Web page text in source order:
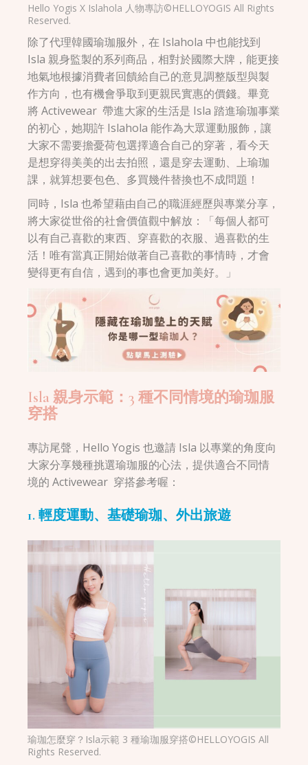
Hello Yogis X Islahola 人物專訪©HELLOYOGIS All Rights
Reserved.
除了代理韓國瑜珈服外，在 Islahola 中也能找到
Isla 親身監製的系列商品，相對於國際大牌，能更接
地氣地根據消費者回饋給自己的意見調整版型與製
作方向，也有機會爭取到更親民實惠的價錢。畢竟
將 Activewear 帶進大家的生活是 Isla 踏進瑜珈事業
的初心，她期許 Islahola 能作為大眾運動服飾，讓
大家不需要擔憂荷包選擇適合自己的穿著，看今天
是想穿得美美的出去拍照，還是穿去運動、上瑜珈
課，就算想要包色、多買幾件替換也不成問題！
同時，Isla 也希望藉由自己的職涯經歷與專業分享，
將大家從世俗的社會價值觀中解放：「每個人都可
以有自己喜歡的東西、穿喜歡的衣服、過喜歡的生
活！唯有當真正開始做著自己喜歡的事情時，才會
變得更有自信，遇到的事也會更加美好。」
Isla 親身示範：3 種不同情境的瑜珈服
穿搭
專訪尾聲，Hello Yogis 也邀請 Isla 以專業的角度向
大家分享幾種挑選瑜珈服的心法，提供適合不同情
境的 Activewear 穿搭參考喔：
1. 輕度運動、基礎瑜珈、外出旅遊
瑜珈怎麼穿？Isla示範 3 種瑜珈服穿搭©HELLOYOGIS All
Rights Reserved.